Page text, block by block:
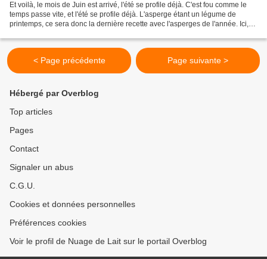
Et voilà, le mois de Juin est arrivé, l'été se profile déjà. C'est fou comme le
temps passe vite, et l'été se profile déjà. L'asperge étant un légume de
printemps, ce sera donc la dernière recette avec l'asperges de l'année. Ici,
< Page précédente Page suivante >
Hébergé par Overblog
Top articles
Pages
Contact
Signaler un abus
C.G.U.
Cookies et données personnelles
Préférences cookies
Voir le profil de Nuage de Lait sur le portail Overblog